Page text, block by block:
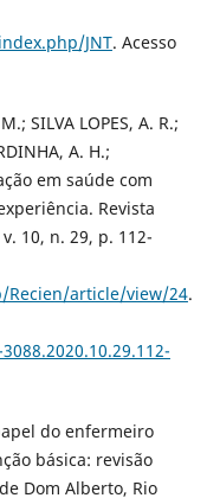
JNT. Acesso
SILVA LOPES, A. R.;
A. H.;
em saúde com
Revista
10, n. 29, p. 112-
article/view/24.
papel do enfermeiro
básica: revisão
Dom Alberto, Rio